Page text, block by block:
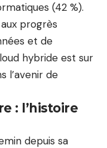
(42 %).
progrès
et de
hybride est sur
l’avenir de
: l’histoire
depuis sa